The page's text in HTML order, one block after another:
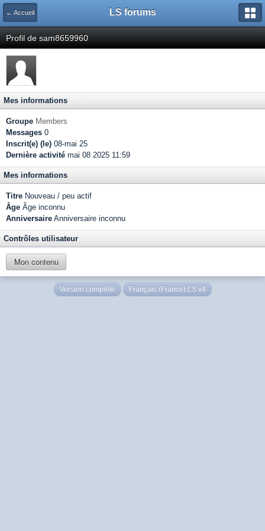
← Accueil LS forums
Profil de sam8659960
Mes informations
Groupe Members
Messages 0
Inscrit(e) (le) 08-mai 25
Dernière activité mai 08 2025 11:59
Mes informations
Titre Nouveau / peu actif
Âge Âge inconnu
Anniversaire Anniversaire inconnu
Contrôles utilisateur
Mon contenu
Version complète Français (France) LS v4